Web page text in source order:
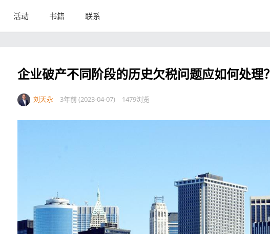
活动 书籍 联系
企业破产不同阶段的历史欠税问题应如何处理？
刘天永 3年前 (2023-04-07) 1479浏览